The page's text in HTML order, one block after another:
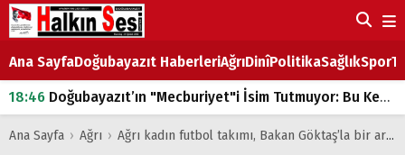
Ana SayfaDoğubayazıt HaberleriAğrıDinîPolitikaSağlıkSpor
18:46 Doğubayazıt’ın "Mecburiyet"i İsim Tutmuyor: Bu Kez de Mem u Zîn Oldu!
07:53Doğubayazıt’ta Ekmek Fiyatlarına Zam
Ana Sayfa › Ağrı › Ağrı kadın futbol takımı, Bakan Göktaş’la bir araya geldi